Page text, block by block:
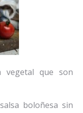
vegetal que son
boloñesa sin